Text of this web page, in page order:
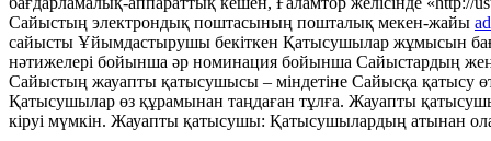
Сайыстың электрондық поштасының пошталық мекен-жайы
сайысты Ұйымдастырушы бекіткен Қатысушылар жұмысын
нәтижелері бойынша әр номинация бойынша Сайыстардың
Сайыстың жауапты қатысушысы – міндетіне Сайысқа қатысу
Қатысушылар өз құрамынан таңдаған тұлға. Жауапты
кіруі мүмкін. Жауапты қатысушы: Қатысушылардың атынан